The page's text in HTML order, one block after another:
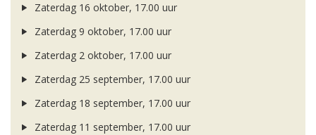
Zaterdag 16 oktober, 17.00 uur
Zaterdag 9 oktober, 17.00 uur
Zaterdag 2 oktober, 17.00 uur
Zaterdag 25 september, 17.00 uur
Zaterdag 18 september, 17.00 uur
Zaterdag 11 september, 17.00 uur